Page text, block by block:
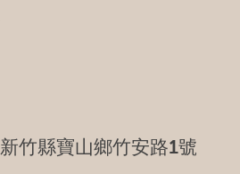
新竹縣寶山鄉竹安路1號